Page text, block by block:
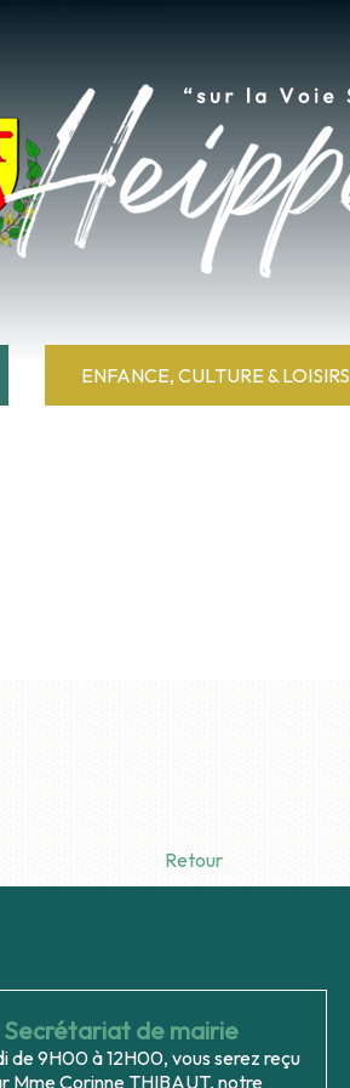
ENFANCE, CULTURE & LOISIRS
Retour
Secrétariat de mairie
de 9H00 à 12H00, vous serez reçu
Mme Corinne THIBAUT, notre